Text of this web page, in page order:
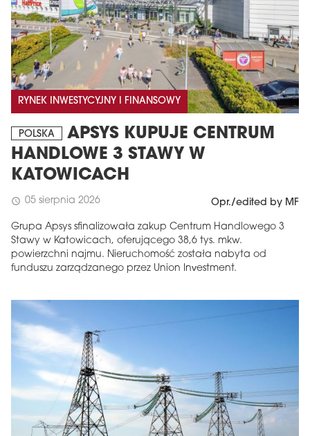
RYNEK INWESTYCYJNY I FINANSOWY
POLSKA
APSYS KUPUJE CENTRUM
HANDLOWE 3 STAWY W
KATOWICACH
schedule 05 sierpnia 2026 Opr./edited by MF
Grupa Apsys sfinalizowała zakup Centrum Handlowego 3
Stawy w Katowicach, oferującego 38,6 tys. mkw.
powierzchni najmu. Nieruchomość została nabyta od
funduszu zarządzanego przez Union Investment.